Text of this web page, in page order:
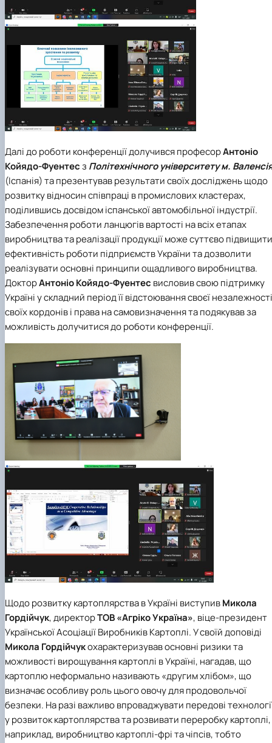
Далі до роботи конференції долучився професорАнтоніо
Койядо-Фуентесз Політехнічного університету м.
(Іспанія) та презентував результати своїх досліджень щодо
розвитку відносин співпраці в промислових кластерах,
поділившись досвідом іспанської автомобільної індустрії.
Забезпечення роботи ланцюгів вартості на всіх етапах
виробництва та реалізації продукції може суттєво підвищити
ефективність роботи підприємств України та дозволити
реалізувати основні принципи ощадливого виробництва.
ДокторАнтоніо Койядо-Фуентес висловив свою підтримку
Україні у складний період її відстоювання своєї
своїх кордонів і права на самовизначення та подякував за
можливість долучитися до роботи конференції.
Щодо розвитку картоплярства в Україні виступивМикола
Гордійчук, директорТОВ «Агріко Україна», віце-президент
Української Асоціації Виробників Картоплі. У своїй доповіді
Микола Гордійчукохарактеризував основні ризики та
можливості вирощування картоплі в Україні, нагадав, що
картоплю неформально називають «другим хлібом», що
визначає особливу роль цього овочу для продовольчої
безпеки. На разі важливо впроваджувати передові
у розвиток картоплярства та розвивати переробку картоплі,
наприклад, виробництво картоплі-фрі та чіпсів, тобто